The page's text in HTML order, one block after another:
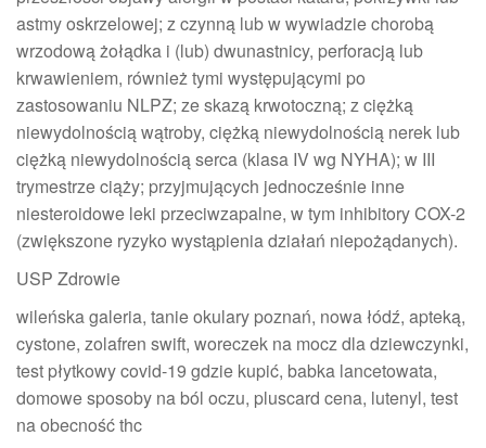
astmy oskrzelowej; z czynną lub w wywiadzie chorobą
wrzodową żołądka i (lub) dwunastnicy, perforacją lub
krwawieniem, również tymi występującymi po
zastosowaniu NLPZ; ze skazą krwotoczną; z ciężką
niewydolnością wątroby, ciężką niewydolnością nerek lub
ciężką niewydolnością serca (klasa IV wg NYHA); w III
trymestrze ciąży; przyjmujących jednocześnie inne
niesteroidowe leki przeciwzapalne, w tym inhibitory COX-2
(zwiększone ryzyko wystąpienia działań niepożądanych).
USP Zdrowie
wileńska galeria, tanie okulary poznań, nowa łódź, apteką,
cystone, zolafren swift, woreczek na mocz dla dziewczynki,
test płytkowy covid-19 gdzie kupić, babka lancetowata,
domowe sposoby na ból oczu, pluscard cena, lutenyl, test
na obecność thc